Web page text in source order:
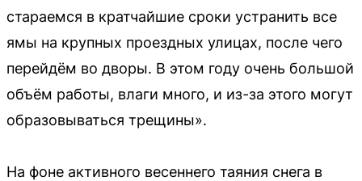
стараемся в кратчайшие сроки устранить все
ямы на крупных проездных улицах, после чего
перейдём во дворы. В этом году очень большой
объём работы, влаги много, и из-за этого могут
образовываться трещины».
На фоне активного весеннего таяния снега в